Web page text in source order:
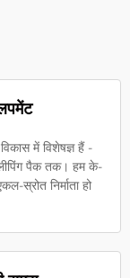
में विशेषज्ञ हैं -
पैक तक। हम के-
स्रोत निर्माता हो